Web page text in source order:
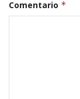
Comentario *